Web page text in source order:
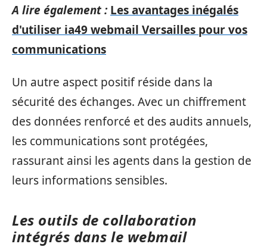
A lire également : Les avantages inégalés
d'utiliser ia49 webmail Versailles pour vos
communications
Un autre aspect positif réside dans la
sécurité des échanges. Avec un chiffrement
des données renforcé et des audits annuels,
les communications sont protégées,
rassurant ainsi les agents dans la gestion de
leurs informations sensibles.
Les outils de collaboration
intégrés dans le webmail